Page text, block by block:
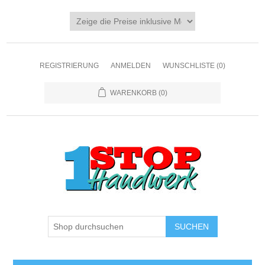
REGISTRIERUNG ANMELDEN WUNSCHLISTE (0)
WARENKORB (0)